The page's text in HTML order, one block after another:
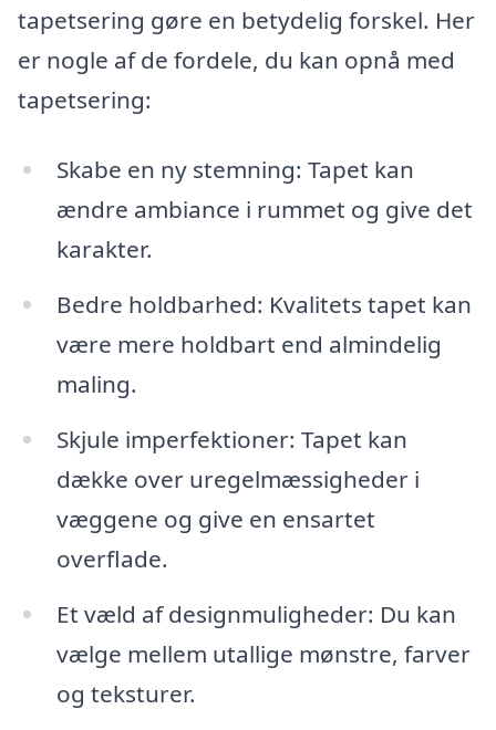
tapetsering gøre en betydelig forskel. Her
er nogle af de fordele, du kan opnå med
tapetsering:
Skabe en ny stemning: Tapet kan
ændre ambiance i rummet og give det
karakter.
Bedre holdbarhed: Kvalitets tapet kan
være mere holdbart end almindelig
maling.
Skjule imperfektioner: Tapet kan
dække over uregelmæssigheder i
væggene og give en ensartet
overflade.
Et væld af designmuligheder: Du kan
vælge mellem utallige mønstre, farver
og teksturer.